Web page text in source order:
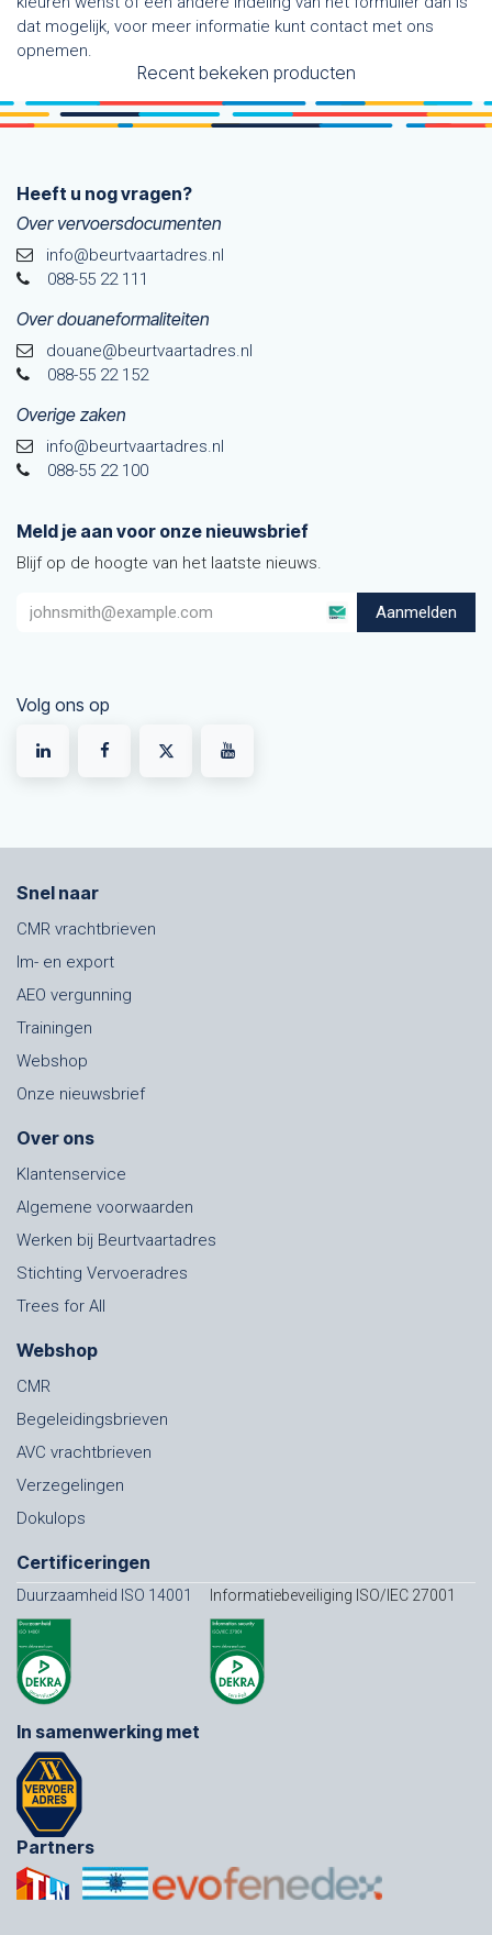
dat mogelijk, voor meer informatie kunt contact met ons
opnemen.
Recent bekeken producten
Heeft u nog vragen?
Over vervoersdocumenten
info@beurtvaartadres.nl
088-55 22 111
Over douaneformaliteiten
douane@beurtvaarta​dres.nl
088-55 22 152
Overige zaken
info@beurtvaartadres.nl
088-55 22 100
Meld je aan voor onze nieuwsbrief
Blijf op de hoogte van het laatste nieuws.
Aanmelden
Volg ons op
Snel naar
CMR vrachtbrieven
Im- en export
AEO vergunning
Trainingen
Webshop
Onze nieuwsbrief
Over ons
Klantenservice
Algemene voorwaarden
Werken bij Beurtvaartadres
Stichting Vervoeradres
Trees for All
Webshop
CMR
Begeleidingsbrieven
AVC vrachtbrieven
Verzegelingen
Dokulops
Certificeringen
Duurzaamheid ISO 14001 Informatiebeveiliging ISO/IEC 27001
In samenwerking met
Partners